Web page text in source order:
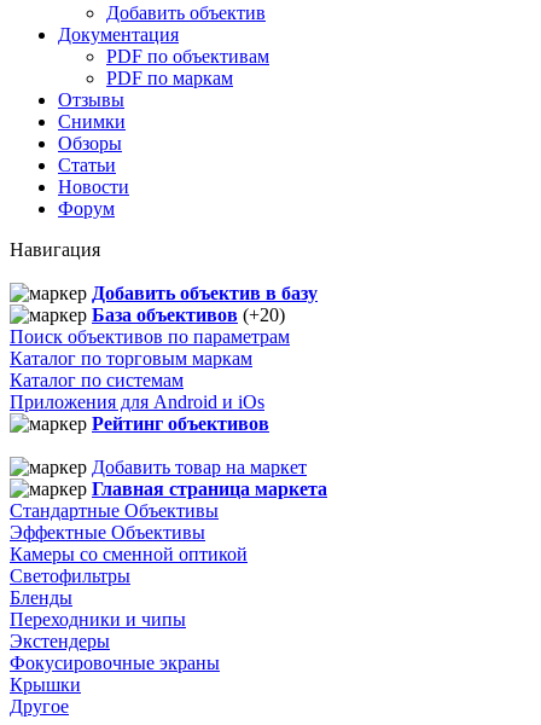
Добавить объектив
Документация
PDF по объективам
PDF по маркам
Отзывы
Снимки
Обзоры
Статьи
Новости
Форум
Навигация
Добавить объектив в базу
База объективов (+20)
Поиск объективов по параметрам
Каталог по торговым маркам
Каталог по системам
Приложения для Android и iOs
Рейтинг объективов
Добавить товар на маркет
Главная страница маркета
Стандартные Объективы
Эффектные Объективы
Камеры со сменной оптикой
Светофильтры
Бленды
Переходники и чипы
Экстендеры
Фокусировочные экраны
Крышки
Другое